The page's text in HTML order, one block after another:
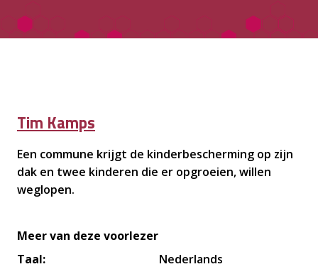
Tim Kamps
Een commune krijgt de kinderbescherming op zijn
dak en twee kinderen die er opgroeien, willen
weglopen.
Meer van deze voorlezer
Taal:
Nederlands